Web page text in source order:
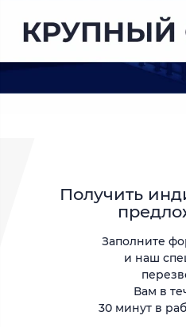
Получить
Заполните
и наш
Вам в
30 минут в